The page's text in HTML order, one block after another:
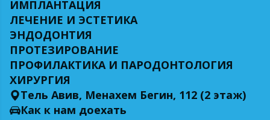
ИМПЛАНТАЦИЯ
ЛЕЧЕНИЕ И ЭСТЕТИКА
ЭНДОДОНТИЯ
ПРОТЕЗИРОВАНИЕ
ПРОФИЛАКТИКА И ПАРОДОНТОЛОГИЯ
ХИРУРГИЯ
Тель Авив, Менахем Бегин, 112 (2 этаж)
Как к нам доехать